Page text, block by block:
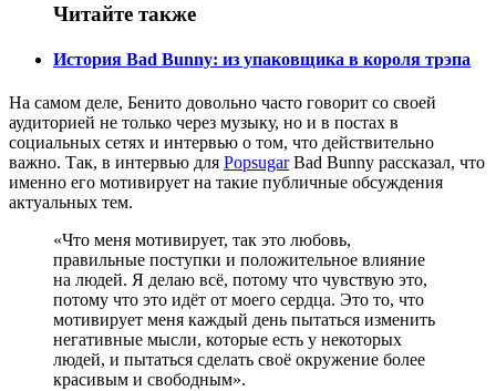
Читайте также
История Bad Bunny: из упаковщика в короля трэпа
На самом деле, Бенито довольно часто говорит со своей
аудиторией не только через музыку, но и в постах в
социальных сетях и интервью о том, что действительно
важно. Так, в интервью для PopsugarBad Bunny рассказал, что
именно его мотивирует на такие публичные обсуждения
актуальных тем.
«Что меня мотивирует, так это любовь,
правильные поступки и положительное влияние
на людей. Я делаю всё, потому что чувствую это,
потому что это идёт от моего сердца. Это то, что
мотивирует меня каждый день пытаться изменить
негативные мысли, которые есть у некоторых
людей, и пытаться сделать своё окружение более
красивым и свободным».